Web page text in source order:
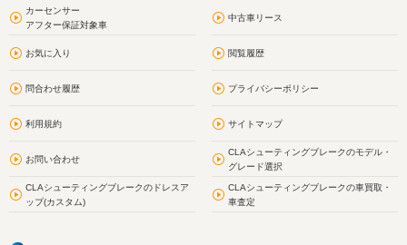
カーセンサー
アフター保証対象車
中古車リース
お気に入り 閲覧履歴
問合わせ履歴 プライバシーポリシー
利用規約 サイトマップ
お問い合わせ
CLAシューティングブレークのモデル・
グレード選択
CLAシューティングブレークのドレスア
ップ(カスタム)
CLAシューティングブレークの車買取・
車査定